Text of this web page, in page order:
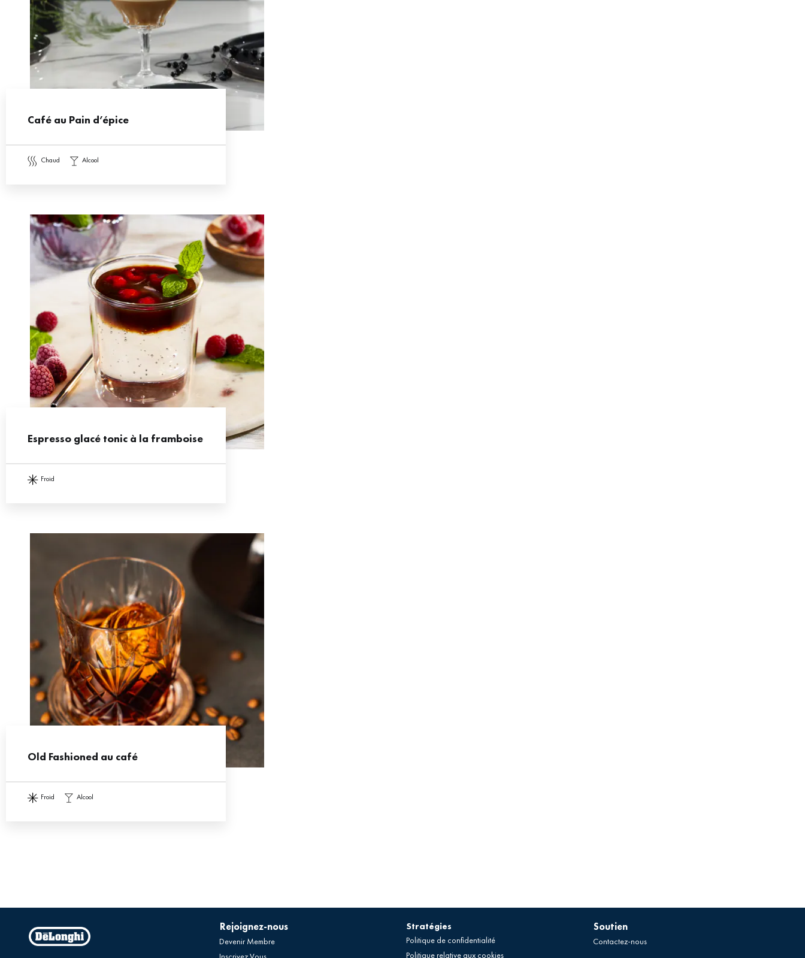
Café au Pain d’épice
chaud alcool
Espresso glacé tonic à la framboise
froid
Old Fashioned au café
froid alcool
Rejoignez-nous
Devenir Membre
Stratégies
Politique de confidentialité
Politique relative aux cookies
Soutien
Contactez-nous